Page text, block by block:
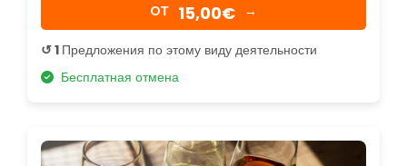
OТ 15,00€ →
↺ 1 Предложения по этому виду деятельности
Бесплатная отмена